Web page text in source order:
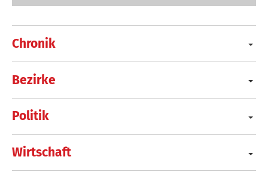
Chronik
Bezirke
Politik
Wirtschaft